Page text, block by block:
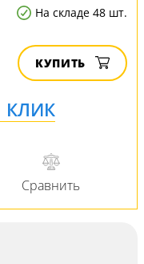
На складе 48 шт.
КУПИТЬ